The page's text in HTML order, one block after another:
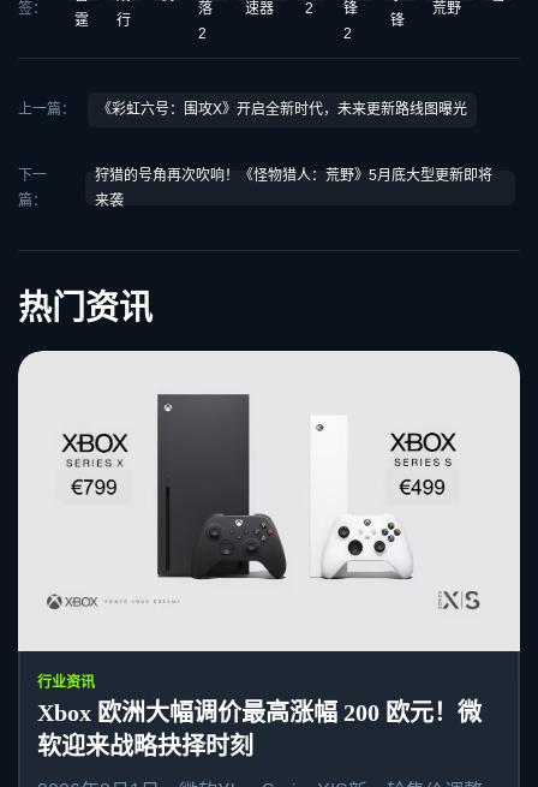
签：
霆
行
落
2
速器
2
锋
2
锋
荒野
上一篇： 《彩虹六号：围攻X》开启全新时代，未来更新路线图曝光
下一
篇：
狩猎的号角再次吹响！《怪物猎人：荒野》5月底大型更新即将
来袭
热门资讯
行业资讯
Xbox 欧洲大幅调价最高涨幅 200 欧元！微
软迎来战略抉择时刻